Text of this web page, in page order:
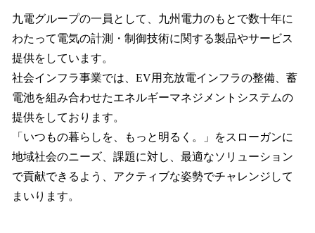
九電グループの一員として、九州電力のもとで数十年に
わたって電気の計測・制御技術に関する製品やサービス
提供をしています。
社会インフラ事業では、EV用充放電インフラの整備、蓄
電池を組み合わせたエネルギーマネジメントシステムの
提供をしております。
「いつもの暮らしを、もっと明るく。」をスローガンに
地域社会のニーズ、課題に対し、最適なソリューション
で貢献できるよう、アクティブな姿勢でチャレンジして
まいります。